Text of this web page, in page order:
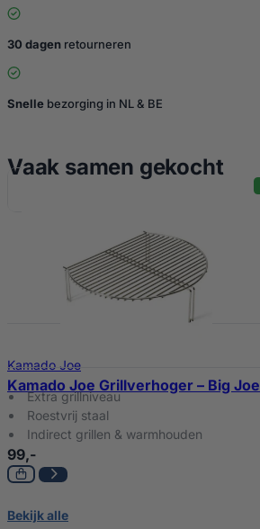
30 dagen retourneren
Snelle bezorging in NL & BE
Vaak samen gekocht
Kamado Joe
Kamado Joe Grillverhoger – Big Joe
Extra grillniveau
Roestvrij staal
Indirect grillen & warmhouden
99,-
Bekijk alle